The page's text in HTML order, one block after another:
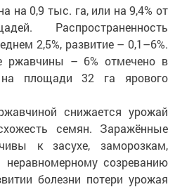
на 0,9 тыс. га, или на 9,4% от
Распространенность
2,5%, развитие – 0,1–6%.
ржавчины – 6% отмечено в
на площади 32 га ярового
снижается урожай
семян. Заражённые
к засухе, заморозкам,
созреванию
болезни потери урожая